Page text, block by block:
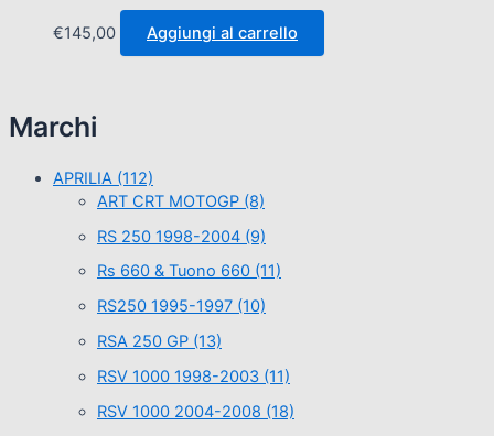
Marchi
APRILIA (112)
ART CRT MOTOGP (8)
RS 250 1998-2004 (9)
Rs 660 & Tuono 660 (11)
RS250 1995-1997 (10)
RSA 250 GP (13)
RSV 1000 1998-2003 (11)
RSV 1000 2004-2008 (18)
€145,00 Aggiungi al carrello